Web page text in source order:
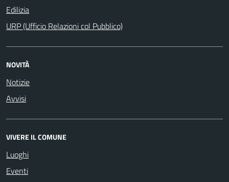
Edilizia
URP (Ufficio Relazioni col Pubblico)
NOVITÀ
Notizie
Avvisi
VIVERE IL COMUNE
Luoghi
Eventi